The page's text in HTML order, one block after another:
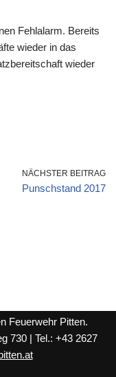
Fehlalarm. Bereits
wieder in das
wieder
NÄCHSTER BEITRAG
Punschstand 2017
Feuerwehr Pitten.
730 | Tel.: +43 2627